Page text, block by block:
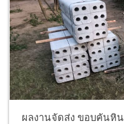
ผลงานจัดส่ง ขอบคันหิน